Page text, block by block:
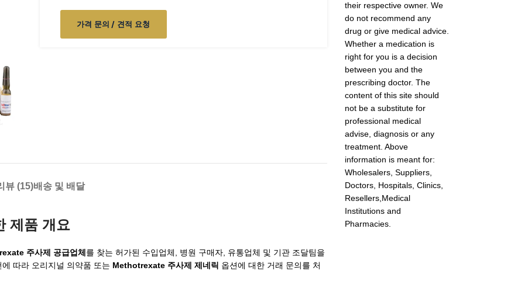
가격 문의 / 견적 요청
뷰 (15)배송 및 배달
제품 개요
주사제 공급업체를 찾는 허가된 수입업체, 병원 구매자, 유통업체 및 기관 조달팀을
따라 오리지널 의약품 또는 Methotrexate 주사제 제네릭 옵션에 대한 거래 문의를 처
their respective owner. We
do not recommend any
drug or give medical advice.
Whether a medication is
right for you is a decision
between you and the
prescribing doctor. The
content of this site should
not be a substitute for
professional medical
advise, diagnosis or any
treatment. Above
information is meant for:
Wholesalers, Suppliers,
Doctors, Hospitals, Clinics,
Resellers,Medical
Institutions and
Pharmacies.